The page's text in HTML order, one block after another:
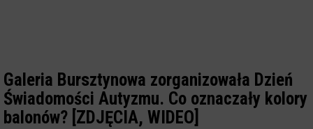
Galeria Bursztynowa zorganizowała Dzień
Świadomości Autyzmu. Co oznaczały kolory
balonów? [ZDJĘCIA, WIDEO]